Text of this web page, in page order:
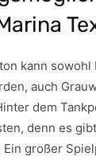
kann sowohl
auch
dem
denn es
großer